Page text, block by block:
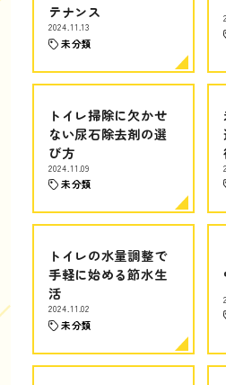
テナンス
2024.11.13
未分類
トイレ掃除に欠かせ
ない尿石除去剤の選
び方
2024.11.09
未分類
トイレの水量調整で
手軽に始める節水生
活
2024.11.02
未分類